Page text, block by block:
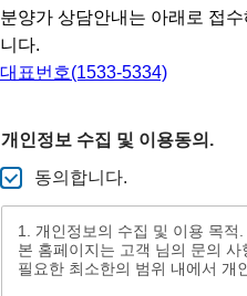
분양가 상담안내는 아래로 접
니다.
대표번호(1533-5334)
개인정보 수집 및 이용동의.
동의합니다.
1. 개인정보의 수집 및 이용 목적.
본 홈페이지는 고객 님의 문의
필요한 최소한의 범위 내에서 개